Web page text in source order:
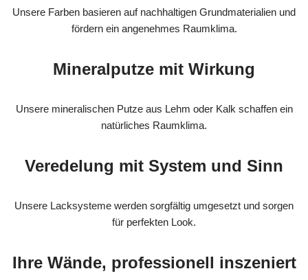
Unsere Farben basieren auf nachhaltigen Grundmaterialien und
fördern ein angenehmes Raumklima.
Mineralputze mit Wirkung
Unsere mineralischen Putze aus Lehm oder Kalk schaffen ein
natürliches Raumklima.
Veredelung mit System und Sinn
Unsere Lacksysteme werden sorgfältig umgesetzt und sorgen
für perfekten Look.
Ihre Wände, professionell inszeniert